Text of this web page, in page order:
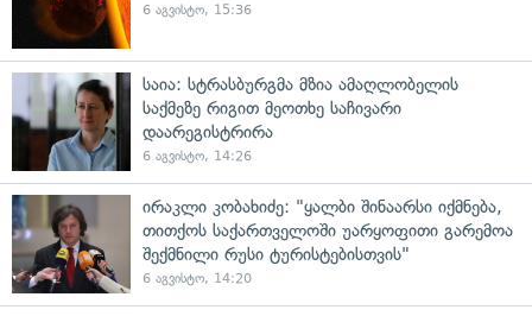
6 აგვისტო, 15:36
საია: სტრასბურგმა მზია ამაღლობელის
საქმეზე რიგით მეოთხე საჩივარი
დაარეგისტრირა
6 აგვისტო, 14:26
ირაკლი კობახიძე: "ყალბი შინაარსი იქმნება,
თითქოს საქართველოში უარყოფითი გარემოა
შექმნილი რუსი ტურისტებისთვის"
6 აგვისტო, 14:20